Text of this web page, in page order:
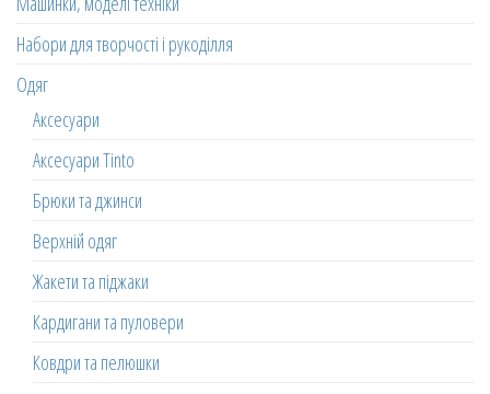
Набори для творчості і рукоділля
Одяг
Аксесуари
Аксесуари Tinto
Брюки та джинси
Верхній одяг
Жакети та піджаки
Кардигани та пуловери
Ковдри та пелюшки